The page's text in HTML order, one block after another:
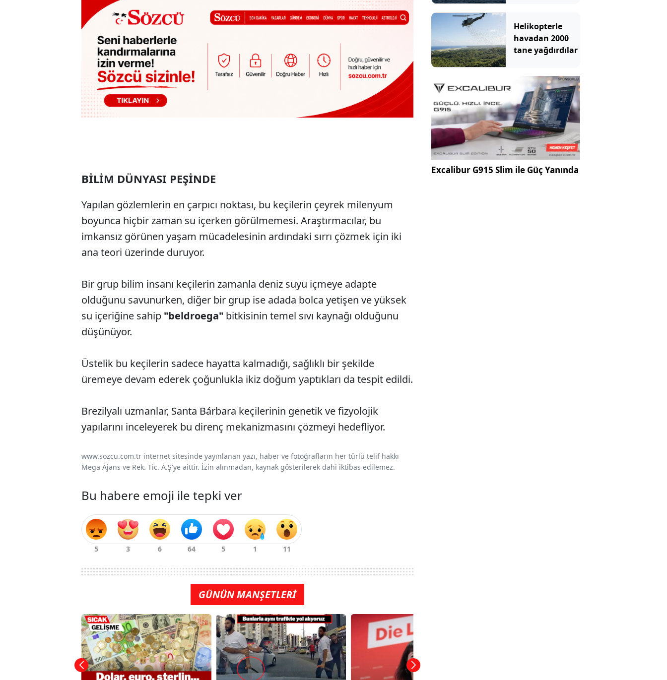
BİLİM DÜNYASI PEŞİNDE
Yapılan gözlemlerin en çarpıcı noktası, bu keçilerin çeyrek milenyum
boyunca hiçbir zaman su içerken görülmemesi. Araştırmacılar, bu
imkansız görünen yaşam mücadelesinin ardındaki sırrı çözmek için iki
ana teori üzerinde duruyor.
Bir grup bilim insanı keçilerin zamanla deniz suyu içmeye adapte
olduğunu savunurken, diğer bir grup ise adada bolca yetişen ve yüksek
su içeriğine sahip "beldroega" bitkisinin temel sıvı kaynağı olduğunu
düşünüyor.
Üstelik bu keçilerin sadece hayatta kalmadığı, sağlıklı bir şekilde
üremeye devam ederek çoğunlukla ikiz doğum yaptıkları da tespit edildi.
Brezilyalı uzmanlar, Santa Bárbara keçilerinin genetik ve fizyolojik
yapılarını inceleyerek bu direnç mekanizmasını çözmeyi hedefliyor.
www.sozcu.com.tr internet sitesinde yayınlanan yazı, haber ve fotoğrafların her türlü telif hakkı
Mega Ajans ve Rek. Tic. A.Ş'ye aittir. İzin alınmadan, kaynak gösterilerek dahi iktibas edilemez.
Bu habere emoji ile tepki ver
GÜNÜN MANŞETLERİ
Helikopterle
havadan 2000
tane yağdırdılar
Excalibur G915 Slim ile Güç Yanında